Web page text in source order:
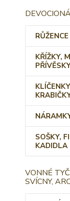
KŘÍŽKY,
SOŠKY,
KADIDLA
VONNÉ
SVÍCNY,